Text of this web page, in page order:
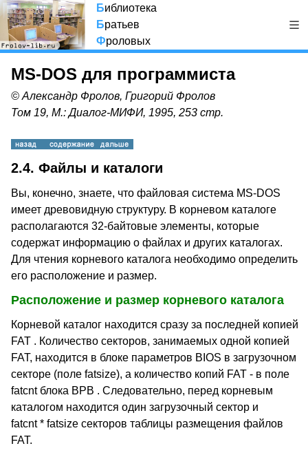
Библиотека
Братьев
Фроловых
MS-DOS для программиста
© Александр Фролов, Григорий Фролов
Том 19, М.: Диалог-МИФИ, 1995, 253 стр.
2.4. Файлы и каталоги
Вы, конечно, знаете, что файловая система MS-DOS
имеет древовидную структуру. В корневом каталоге
располагаются 32-байтовые элементы, которые
содержат информацию о файлах и других каталогах.
Для чтения корневого каталога необходимо определить
его расположение и размер.
Расположение и размер корневого каталога
Корневой каталог находится сразу за последней копией
FAT . Количество секторов, занимаемых одной копией
FAT, находится в блоке параметров BIOS в загрузочном
секторе (поле fatsize), а количество копий FAT - в поле
fatcnt блока BPB . Следовательно, перед корневым
каталогом находится один загрузочный сектор и
fatcnt * fatsize секторов таблицы размещения файлов
FAT.